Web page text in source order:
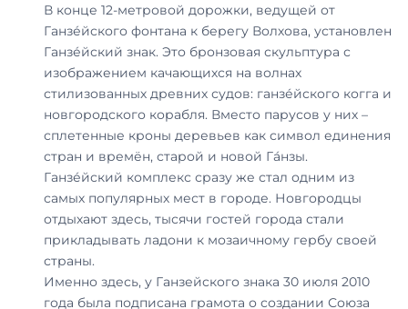
В конце 12-метровой дорожки, ведущей от
Ганзе́йского фонтана к берегу Волхова, установлен
Ганзе́йский знак. Это бронзовая скульптура с
изображением качающихся на волнах
стилизованных древних судов: ганзе́йского когга и
новгородского корабля. Вместо парусов у них –
сплетенные кроны деревьев как символ единения
стран и времён, старой и новой Га́нзы.
Ганзе́йский комплекс сразу же стал одним из
самых популярных мест в городе. Новгородцы
отдыхают здесь, тысячи гостей города стали
прикладывать ладони к мозаичному гербу своей
страны.
Именно здесь, у Ганзейского знака 30 июля 2010
года была подписана грамота о создании Союза